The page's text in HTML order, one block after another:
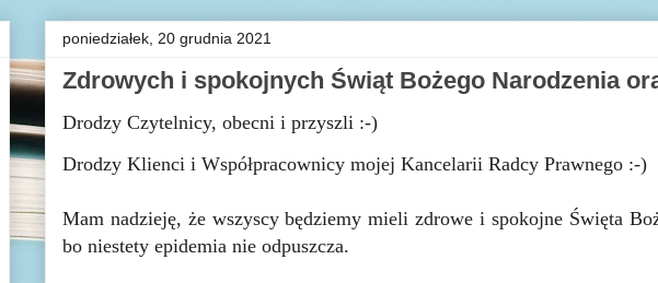
poniedziałek, 20 grudnia 2021
Zdrowych i spokojnych Świąt Bożego Narodzenia
Drodzy Czytelnicy, obecni i przyszli :-)
Drodzy Klienci i Współpracownicy mojej Kancelarii Radcy Prawnego :-)
Mam nadzieję, że wszyscy będziemy mieli zdrowe i spokojne Święta
bo niestety epidemia nie odpuszcza.